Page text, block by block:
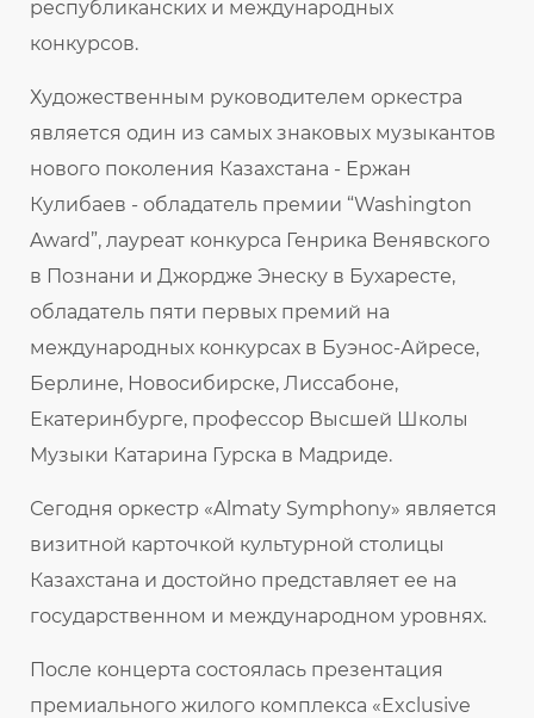
республиканских и международных
конкурсов.
Художественным руководителем оркестра
является один из самых знаковых музыкантов
нового поколения Казахстана - Ержан
Кулибаев - обладатель премии “Washington
Award”, лауреат конкурса Генрика Венявского
в Познани и Джордже Энеску в Бухаресте,
обладатель пяти первых премий на
международных конкурсах в Буэнос-Айресе,
Берлине, Новосибирске, Лиссабоне,
Екатеринбурге, профессор Высшей Школы
Музыки Катарина Гурска в Мадриде.
Сегодня оркестр «Almaty Symphony» является
визитной карточкой культурной столицы
Казахстана и достойно представляет ее на
государственном и международном уровнях.
После концерта состоялась презентация
премиального жилого комплекса «Exclusive